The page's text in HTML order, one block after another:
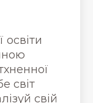
освіти
світ
свій